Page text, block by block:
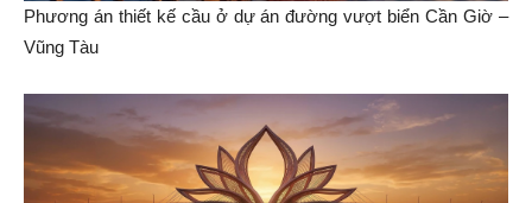
Phương án thiết kế cầu ở dự án đường vượt biển Cần Giờ –
Vũng Tàu